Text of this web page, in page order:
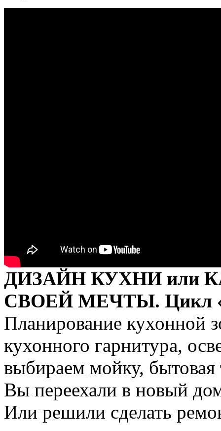
ДИЗАЙН КУХНИ или
СВОЕЙ МЕЧТЫ. Цикл
Планирование кухонной
кухонного гарнитура,
выбираем мойку, бытовая
Вы переехали в новый
Или решили сделать